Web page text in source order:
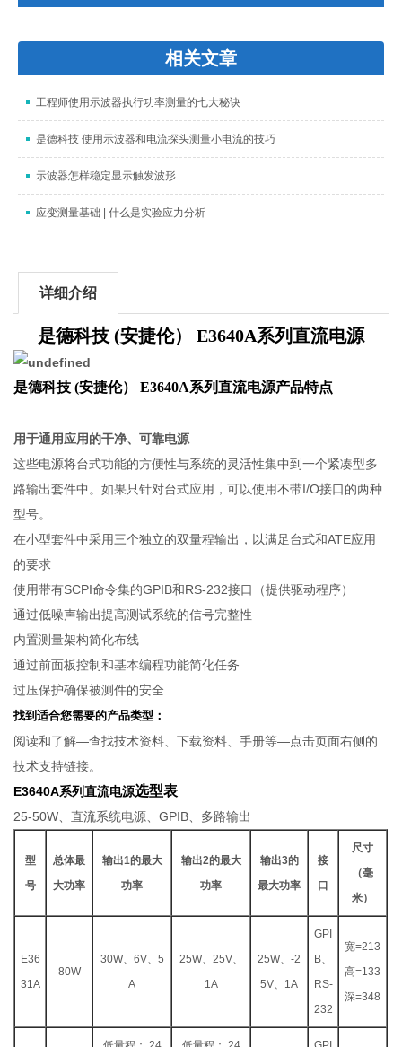
相关文章
工程师使用示波器执行功率测量的七大秘诀
是德科技 使用示波器和电流探头测量小电流的技巧
示波器怎样稳定显示触发波形
应变测量基础 | 什么是实验应力分析
详细介绍
是德科技 (安捷伦） E3640A系列直流电源​
是德科技 (安捷伦） E3640A系列直流电源​产品特点
用于通用应用的干净、可靠电源
这些电源将台式功能的方便性与系统的灵活性集中到一个紧凑型多
路输出套件中。如果只针对台式应用，可以使用不带I/O接口的两种
型号。
在小型套件中采用三个独立的双量程输出，以满足台式和ATE应用
的要求
使用带有SCPI命令集的GPIB和RS-232接口（提供驱动程序）
通过低噪声输出提高测试系统的信号完整性
内置测量架构简化布线
通过前面板控制和基本编程功能简化任务
过压保护确保被测件的安全
找到适合您需要的产品类型：
阅读和了解―查找技术资料、下载资料、手册等―点击页面右侧的
技术支持链接。
E3640A系列直流电源​选型表
25-50W、直流系统电源、GPIB、多路输出
型
号
总体最
大功率
输出1的最大
功率
输出2的最大
功率
输出3的
最大功率
接
口
尺寸
（毫
米）
E36
31A
80W
30W、6V、5
A
25W、25V、
1A
25W、-2
5V、1A
GPI
B、
RS-
232
宽=213
高=133
深=348